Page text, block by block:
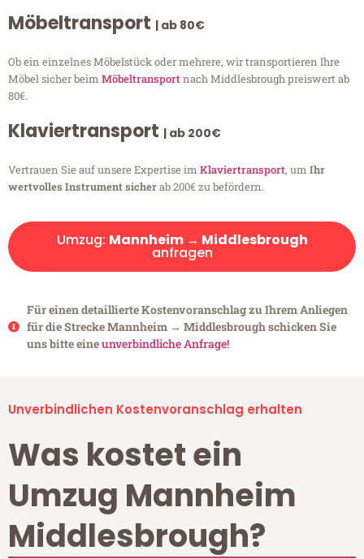
Möbeltransport | ab 80€
Ob ein einzelnes Möbelstück oder mehrere, wir transportieren Ihre
Möbel sicher beim Möbeltransportnach Middlesbrough preiswert ab
80€.
Klaviertransport | ab 200€
Vertrauen Sie auf unsere Expertise im Klaviertransport, um Ihr
wertvolles Instrument sicherab 200€ zu befördern.
Umzug: Mannheim → Middlesbrough
anfragen
Für einen detaillierte Kostenvoranschlag zu Ihrem Anliegen
für die Strecke Mannheim → Middlesbrough schicken Sie
uns bitte eineunverbindliche Anfrage!
Unverbindlichen Kostenvoranschlag erhalten
Was kostet ein
Umzug Mannheim
Middlesbrough?